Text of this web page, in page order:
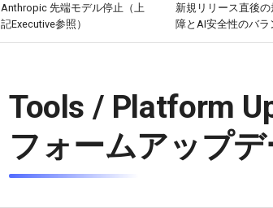
Anthropic 先端モデル停止（上
記Executive参照）
新規リリース直後
障とAI安全性のバラ
Tools / Platform
フォームアップデ